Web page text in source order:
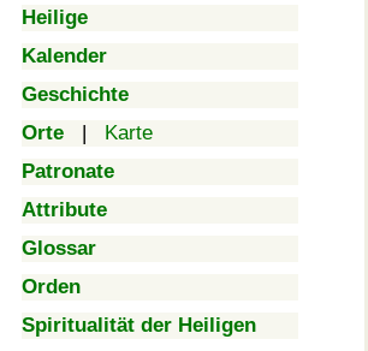
Heilige
Kalender
Geschichte
Orte | Karte
Patronate
Attribute
Glossar
Orden
Spiritualität der Heiligen